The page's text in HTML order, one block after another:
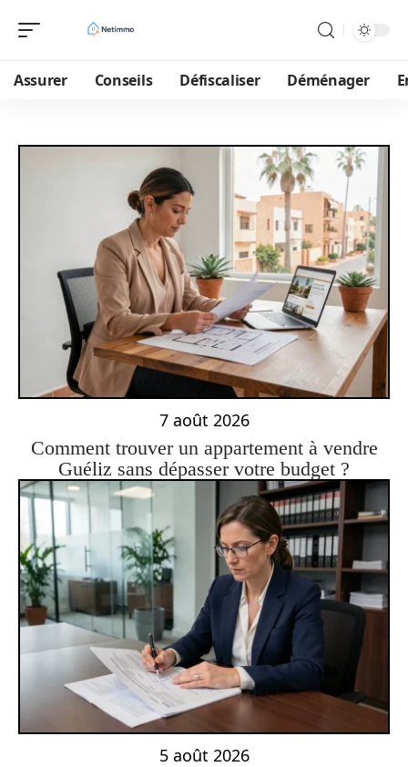
Assurer Conseils Défiscaliser Déménager
7 août 2026
Comment trouver un appartement à vendre
Guéliz sans dépasser votre budget ?
5 août 2026